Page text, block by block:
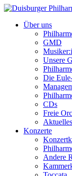
Über uns
GMD
Unsere
Die
CDs
Freie
Aktuelles
Konzerte
Andere